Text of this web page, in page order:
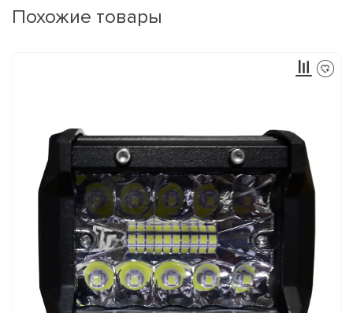
Похожие товары